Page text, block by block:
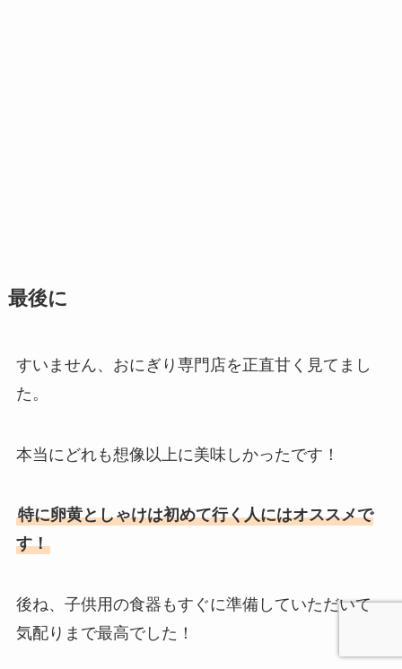
最後に
すいません、おにぎり専門店を正直甘く見てまし
た。
本当にどれも想像以上に美味しかったです！
特に卵黄としゃけは初めて行く人にはオススメで
す！
後ね、子供用の食器もすぐに準備していただいて
気配りまで最高でした！